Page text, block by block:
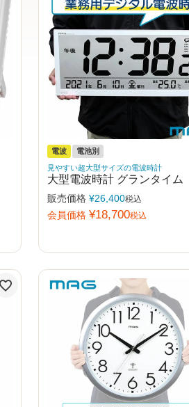
電波
電池別
見やすい超大型サイズの電波時計
大型電波時計 グランタイム
販売価格 ¥26,400税込
会員価格 ¥18,700税込